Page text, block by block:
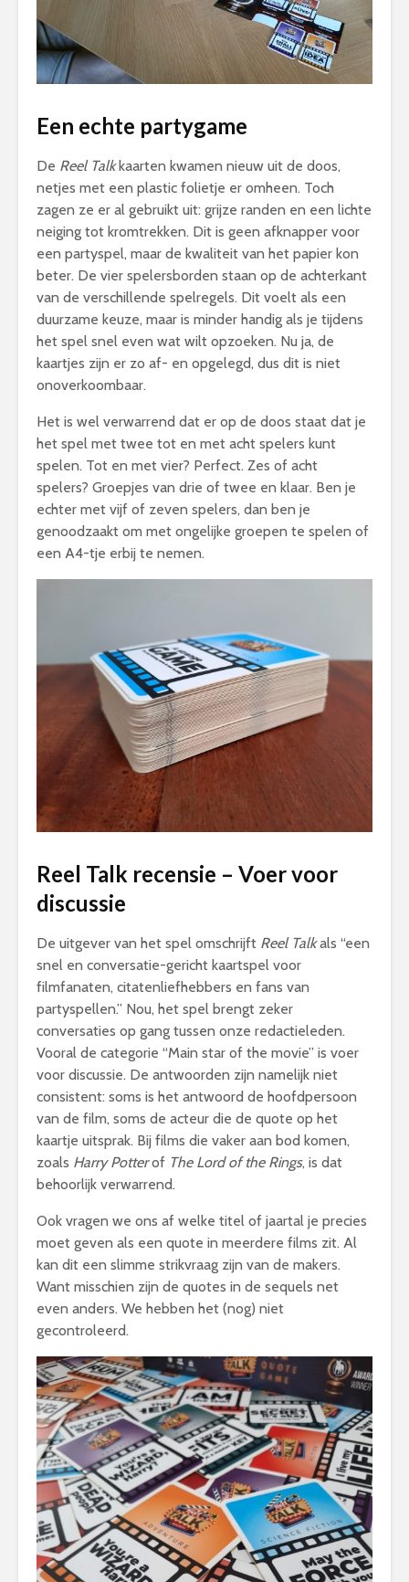
Een echte partygame
De Reel Talk kaarten kwamen nieuw uit de doos,
netjes met een plastic folietje er omheen. Toch
zagen ze er al gebruikt uit: grijze randen en een lichte
neiging tot kromtrekken. Dit is geen afknapper voor
een partyspel, maar de kwaliteit van het papier kon
beter. De vier spelersborden staan op de achterkant
van de verschillende spelregels. Dit voelt als een
duurzame keuze, maar is minder handig als je tijdens
het spel snel even wat wilt opzoeken. Nu ja, de
kaartjes zijn er zo af- en opgelegd, dus dit is niet
onoverkoombaar.
Het is wel verwarrend dat er op de doos staat dat je
het spel met twee tot en met acht spelers kunt
spelen. Tot en met vier? Perfect. Zes of acht
spelers? Groepjes van drie of twee en klaar. Ben je
echter met vijf of zeven spelers, dan ben je
genoodzaakt om met ongelijke groepen te spelen of
een A4-tje erbij te nemen.
Reel Talk recensie – Voer voor
discussie
De uitgever van het spel omschrijft Reel Talkals “een
snel en conversatie-gericht kaartspel voor
filmfanaten, citatenliefhebbers en fans van
partyspellen.” Nou, het spel brengt zeker
conversaties op gang tussen onze redactieleden.
Vooral de categorie “Main star of the movie” is voer
voor discussie. De antwoorden zijn namelijk niet
consistent: soms is het antwoord de hoofdpersoon
van de film, soms de acteur die de quote op het
kaartje uitsprak. Bij films die vaker aan bod komen,
zoals Harry Potterof The Lord of the Rings, is dat
behoorlijk verwarrend.
Ook vragen we ons af welke titel of jaartal je precies
moet geven als een quote in meerdere films zit. Al
kan dit een slimme strikvraag zijn van de makers.
Want misschien zijn de quotes in de sequels net
even anders. We hebben het (nog) niet
gecontroleerd.